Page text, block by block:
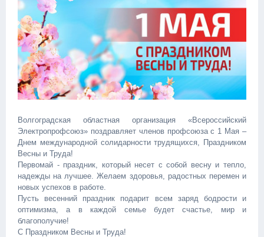
Волгоградская областная организация «Всероссийский
Электропрофсоюз» поздравляет членов профсоюза с 1 Мая –
Днем международной солидарности трудящихся, Праздником
Весны и Труда!
Первомай - праздник, который несет с собой весну и тепло,
надежды на лучшее. Желаем здоровья, радостных перемен и
новых успехов в работе.
Пусть весенний праздник подарит всем заряд бодрости и
оптимизма, а в каждой семье будет счастье, мир и
благополучие!
С Праздником Весны и Труда!